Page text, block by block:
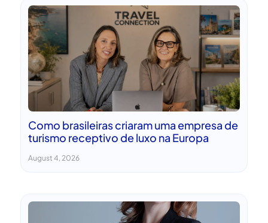
Como brasileiras criaram uma empresa de
turismo receptivo de luxo na Europa
August 4, 2026